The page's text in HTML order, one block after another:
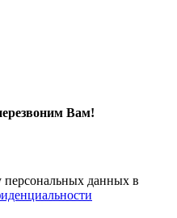
Вам!
персональных данных в